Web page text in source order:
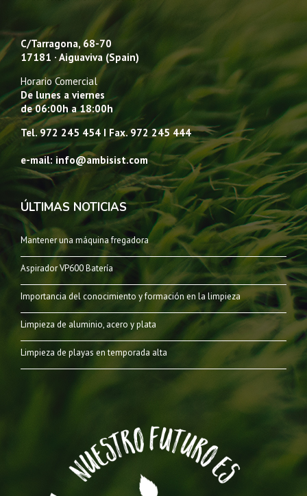
C/Tarragona, 68-70
17181 · Aiguaviva (Spain)
Horario Comercial
De lunes a viernes
de 06:00h a 18:00h
Tel. 972 245 454 I Fax. 972 245 444
e-mail: info@ambisist.com
ÚLTIMAS NOTICIAS
Mantener una máquina fregadora
Aspirador VP600 Batería
Importancia del conocimiento y formación en la limpieza
Limpieza de aluminio, acero y plata
Limpieza de playas en temporada alta